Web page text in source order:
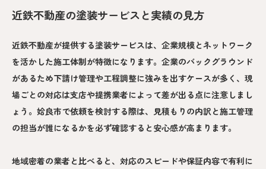
近鉄不動産の塗装サービスと実績の見方
近鉄不動産が提供する塗装サービスは、企業規模とネットワーク
を活かした施工体制が特徴になります。企業のバックグラウンド
があるため下請け管理や工程調整に強みを出すケースが多く、現
場ごとの対応は支店や提携業者によって差が出る点に注意しまし
ょう。姶良市で依頼を検討する際は、見積もりの内訳と施工管理
の担当が誰になるかを必ず確認すると安心感が高まります。
地域密着の業者と比べると、対応のスピードや保証内容で有利に